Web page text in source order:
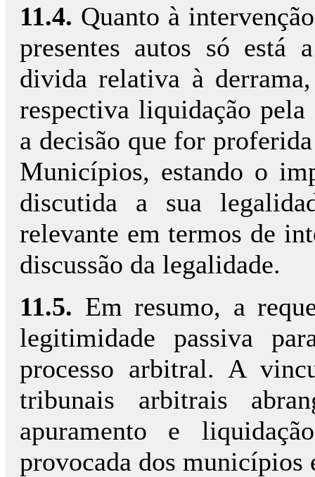
11.4. Quanto à
presentes autos só está
divida relativa à
respectiva liquidação
a decisão que for
Municípios, estando o
discutida a sua
relevante em termos de
discussão da legalidade.
11.5. Em resumo, a
legitimidade passiva
processo arbitral. A
tribunais arbitrais
apuramento e
provocada dos